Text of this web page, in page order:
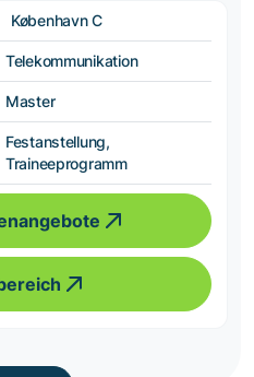
København C
Telekommunikation
Master
Festanstellung,
Traineeprogramm